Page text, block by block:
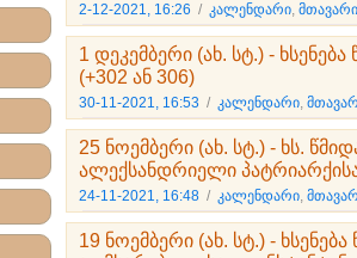
2-12-2021, 16:26 / კალენდარი,
1 დეკემბერი (ახ. სტ.) -
(+302 ან 306)
30-11-2021, 16:53 / კალენდარი,
25 ნოემბერი (ახ. სტ.) - ხს.
ალექსანდრიელი
24-11-2021, 16:48 / კალენდარი,
19 ნოემბერი (ახ. სტ.) -